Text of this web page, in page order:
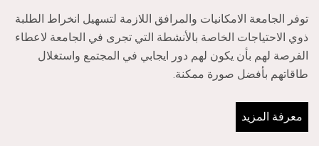
توفر الجامعة الامكانيات والمرافق اللازمة لتسهيل انخراط الطلبة
ذوي الاحتياجات الخاصة بالأنشطة التي تجرى في الجامعة لاعطاء
الفرصة لهم بأن يكون لهم دور ايجابي في المجتمع واستغلال
طاقاتهم بأفضل صورة ممكنة.
معرفة المزيد